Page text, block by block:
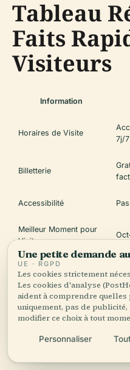
Tableau
Faits
Visiteurs
Information
Horaires de Visite
7j/7
Billetterie
Accessibilité
Meilleur Moment pour
Visiter
Attractions à Proximité
Sécurité
Une petite demande
UE · RGPD
Les cookies strictement
Les cookies d'analyse
aident à comprendre
uniquement, pas de publicité,
modifier ce choix à tout
Personnaliser